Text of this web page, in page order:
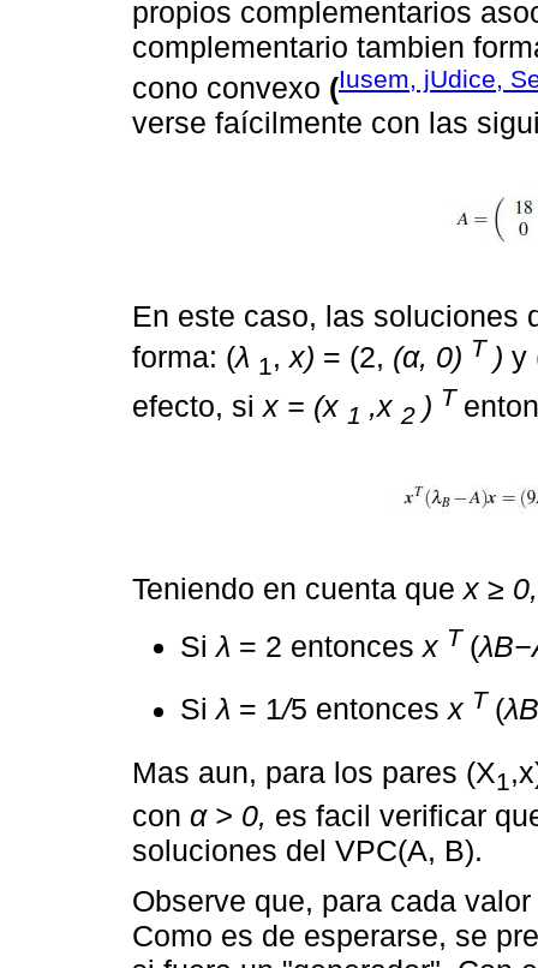
propios complementarios
complementario tambien
cono convexo (Iusem, jUdice,
verse faícilmente con las
En este caso, las soluciones
forma: (λ 1,x) = (2, (α, 0) T ) y
efecto, si x = (x 1 ,x 2 ) T
Teniendo en cuenta que x ≥ 0,
Siλ = 2 entonces x T (
Siλ = 1/5 entoncesx T (
Mas aun, para los pares (X1
con α > 0, es facil verificar
soluciones del VPC(A, B).
Observe que, para cada
Como es de esperarse, se